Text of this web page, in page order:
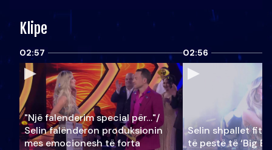
Klipe
02:57
"Një falenderim special për…"/
Selin falënderon produksionin
mes emocionesh të forta
02:56
Selin shpallet
të pestë të ‘Big